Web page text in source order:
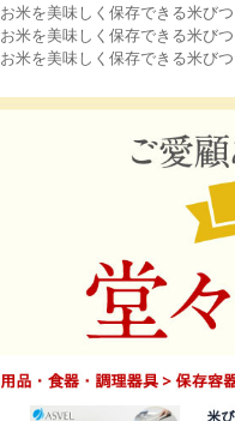
お米を美味しく保存できる米びつ
お米を美味しく保存できる米びつ
お米を美味しく保存できる米びつ